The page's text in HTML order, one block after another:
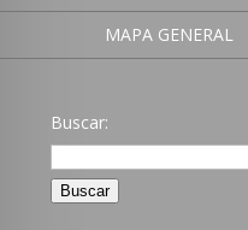
MAPA GENERAL
Buscar: